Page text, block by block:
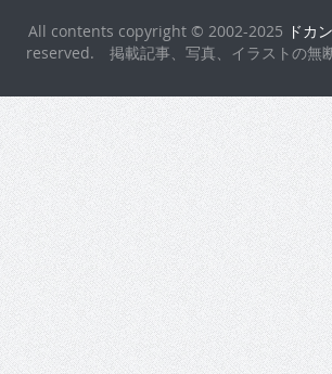
All contents copyright © 2002-2025 ドカ
reserved. 掲載記事、写真、イラストの無